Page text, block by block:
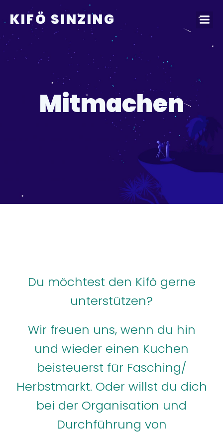
KIFÖ SINZING
Mitmachen
Du möchtest den Kifö gerne
unterstützen?
Wir freuen uns, wenn du hin
und wieder einen Kuchen
beisteuerst für Fasching/
Herbstmarkt. Oder willst du dich
bei der Organisation und
Durchführung von